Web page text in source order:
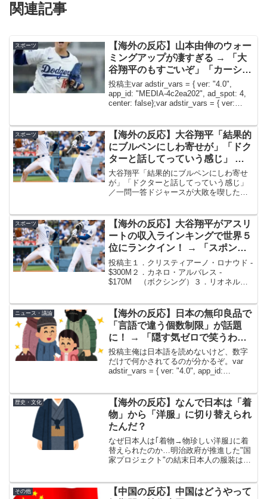
関連記事
スポーツ
【海外の反応】山本由伸のウォー
ミングアップが凄すぎる → 「大
谷翔平のもすごいぞ」「カーショ
ウも同じだった」
投稿主var adstir_vars = { ver: "4.0",
app_id: "MEDIA-4c2ea202", ad_spot: 4,
center: false};var adstir_vars = { ver:
スポーツ
【海外の反応】大谷翔平「結果的
にブルペンにしわ寄せが」「ドク
ターと話してっていう感じ」 →
「ゆっくり休んでくれ……」「も
うシーズン通して二刀流を完遂す
る姿は見られなさそうだな」
大谷翔平「結果的にブルペンにしわ寄せ
が」「ドクターと話してっていう感じ」
／一問一答ドジャースが大敗を喫した。
ーで臨んだ一戦。投手陣が失点を重ね
た。打者に専念した大谷は...
スポーツ
【海外の反応】大谷翔平がアスリ
ートの収入ラインキングで世界５
位にランクイン！ → 「スポンサ
ー収入だと大谷が圧倒的１位なん
だよな」「大谷が年俸にこだわっ
たらいくら稼いでたんだろうな」
投稿主１．クリスティアーノ・ロナウド -
$300M２．カネロ・アルバレス -
$170M （ボクシング）３．リオネル・
(adsbygoog...
ニュース・議論
【海外の反応】日本の無印良品で
「言語で違う個数制限」が話題
に！ → 「隠す気ゼロで笑うわ
ｗ」「転売対策だろ」
投稿主俺は日本語を読めないけど、数字
だけで何かされてるのが分かるぞ。var
adstir_vars = { ver: "4.0", app_id:
歴史・文化
【海外の反応】なんで日本は「着
物」から「洋服」に切り替えられ
たんだ？
なぜ日本人は｢着物→物珍しい洋服｣に着
替えられたのか…明治政府が推進した"国
家プロジェクト"の結末日本人の服装は明
は「明治政府が公的な衣服として洋服を
その他
【中国の反応】中国はどうやって